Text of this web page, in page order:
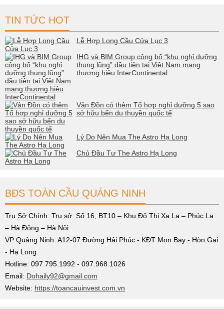
TIN TỨC HOT
Lễ Hợp Long Cầu Cửa Lục 3
IHG và BIM Group công bố “khu nghỉ dưỡng
thung lũng” đầu tiên tại Việt Nam mang
thương hiệu InterContinental
Vân Đồn có thêm Tổ hợp nghỉ dưỡng 5 sao
sở hữu bến du thuyền quốc tế
Lý Do Nên Mua The Astro Hạ Long
Chủ Đầu Tư The Astro Hạ Long
BĐS TOÀN CẦU QUẢNG NINH
Trụ Sở Chính: Trụ sở: Số 16, BT10 – Khu Đô Thị Xa La – Phúc La
– Hà Đông – Hà Nội
VP Quảng Ninh: A12-07 Đường Hải Phúc - KĐT Mon Bay - Hòn Gai
- Hạ Long
Hotline: 097.795.1992 - 097.968.1026
Email: Dohaily92@gmail.com
Website: https://toancauinvest.com.vn